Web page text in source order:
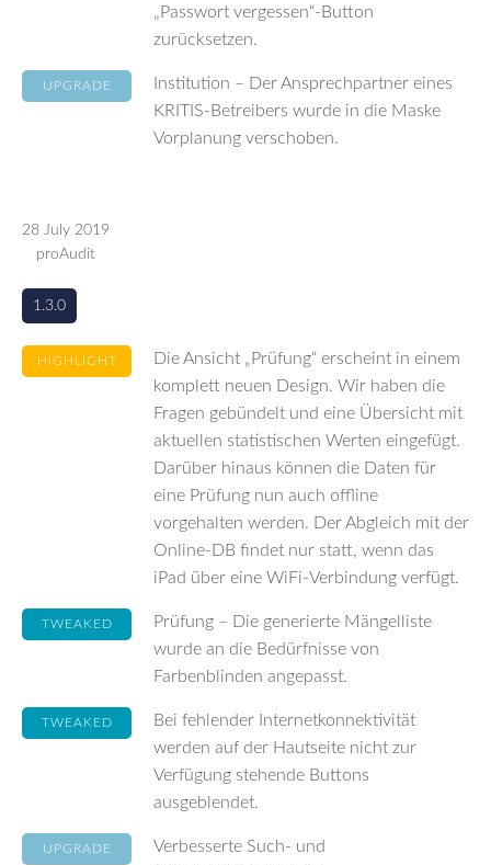
„Passwort vergessen“-Button
zurücksetzen.
UPGRADE
Institution – Der Ansprechpartner eines
KRITIS-Betreibers wurde in die Maske
Vorplanung verschoben.
28 July 2019
proAudit
1.3.0
HIGHLIGHT
Die Ansicht „Prüfung“ erscheint in einem
komplett neuen Design. Wir haben die
Fragen gebündelt und eine Übersicht mit
aktuellen statistischen Werten eingefügt.
Darüber hinaus können die Daten für
eine Prüfung nun auch offline
vorgehalten werden. Der Abgleich mit der
Online-DB findet nur statt, wenn das
iPad über eine WiFi-Verbindung verfügt.
TWEAKED
Prüfung – Die generierte Mängelliste
wurde an die Bedürfnisse von
Farbenblinden angepasst.
TWEAKED
Bei fehlender Internetkonnektivität
werden auf der Hautseite nicht zur
Verfügung stehende Buttons
ausgeblendet.
UPGRADE
Verbesserte Such- und